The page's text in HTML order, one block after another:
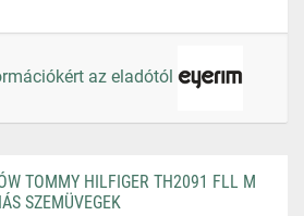
az eladótól
TOMMY HILFIGER TH2091 FLL M
SZEMÜVEGEK